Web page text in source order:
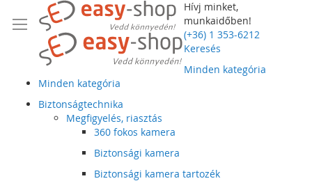
Hívj minket,
munkaidőben!
(+36) 1 353-6212
Keresés
Minden kategória
Minden kategória
Biztonságtechnika
Megfigyelés, riasztás
360 fokos kamera
Biztonsági kamera
Biztonsági kamera tartozék